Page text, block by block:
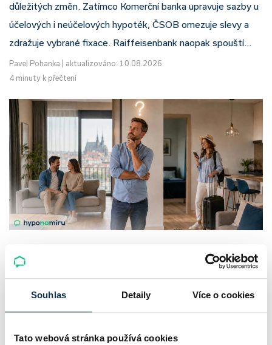
Souhlas Detaily Více o cookies
Tato webová stránka používá cookies
důležitých změn. Zatímco Komerční banka upravuje sazby u
účelových i neúčelových hypoték, ČSOB omezuje slevy a
zdražuje vybrané fixace. Raiffeisenbank naopak spouští…
Pavel Pohanka
aktualizováno: 10.08.2026
4 minuty k přečtení
Dlouhodobý vs. krátkodobý pronájem
nemovitosti. Co se investorovi více
Srovnávat nájemné s příjmy z krátkodobého pronájmu
nestačí. O skutečném výnosu z pronájmu rozhodují provozní